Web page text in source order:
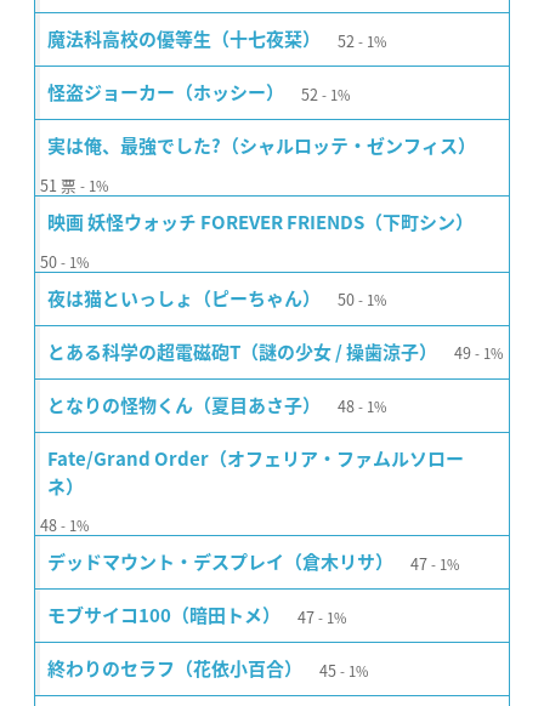
魔法科高校の優等生（十七夜栞） 52 1%
怪盗ジョーカー（ホッシー） 52 1%
実は俺、最強でした?（シャルロッテ・ゼンフィス）
51 票 1%
映画 妖怪ウォッチ FOREVER FRIENDS（下町シン）
50 1%
夜は猫といっしょ（ピーちゃん） 50 1%
とある科学の超電磁砲T（謎の少女 / 操歯涼子） 49 1%
となりの怪物くん（夏目あさ子） 48 1%
Fate/Grand Order（オフェリア・ファムルソロー
ネ）
48 1%
デッドマウント・デスプレイ（倉木リサ） 47 1%
モブサイコ100（暗田トメ） 47 1%
終わりのセラフ（花依小百合） 45 1%